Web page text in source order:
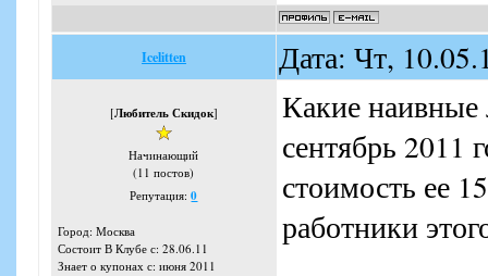
Icelitten Дата: Чт,
[Любитель Скидок]
Начинающий
(11 постов)
Репутация:0
Город: Москва
Состоит В Клубе с: 28.06.11
Знает о купонах с: июня 2011
Какие наивные
сентябрь 2011
стоимость ее
работники